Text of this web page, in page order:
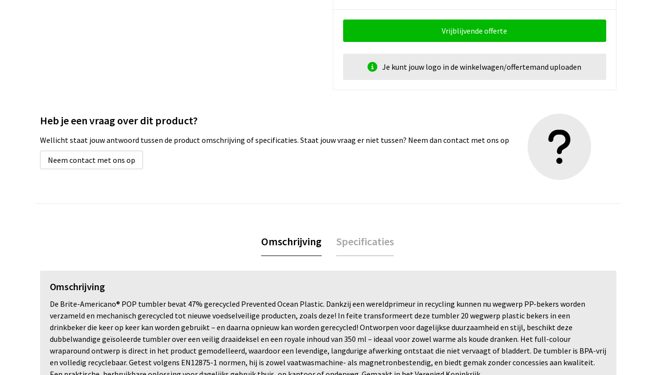
Vrijblijvende offerte
Je kunt jouw logo in de winkelwagen/offertemand uploaden
Heb je een vraag over dit product?
Wellicht staat jouw antwoord tussen de product omschrijving of specificaties. Staat jouw vraag er niet tussen? Neem dan contact met ons op
Neem contact met ons op
Omschrijving Specificaties
Omschrijving
De Brite-Americano® POP tumbler bevat 47% gerecycled Prevented Ocean Plastic. Dankzij een wereldprimeur in recycling kunnen nu wegwerp PP-bekers worden
verzameld en mechanisch gerecycled tot nieuwe voedselveilige producten, zoals deze! In feite transformeert deze tumbler 20 wegwerp plastic bekers in een
drinkbeker die keer op keer kan worden gebruikt – en daarna opnieuw kan worden gerecycled! Ontworpen voor dagelijkse duurzaamheid en stijl, beschikt deze
dubbelwandige geïsoleerde tumbler over een veilig draaideksel en een royale inhoud van 350 ml – ideaal voor zowel warme als koude dranken. Het full-colour
wraparound ontwerp is direct in het product gemodelleerd, waardoor een levendige, langdurige afwerking ontstaat die niet vervaagt of bladdert. De tumbler is BPA-vrij
en volledig recyclebaar. Getest volgens EN12875-1 normen, hij is zowel vaatwasmachine- als magnetronbestendig, en biedt gemak zonder concessies aan kwaliteit.